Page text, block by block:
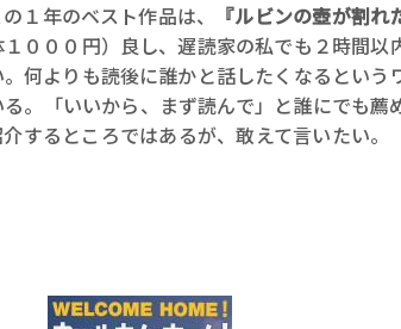
１年のベスト作品は、
『ルビンの壺が割れ
０００円）良し、遅読家の私でも２時間以
何よりも読後に誰かと話したくなるという
。「いいから、まず読んで」と誰にでも薦
するところではあるが、敢えて言いたい。